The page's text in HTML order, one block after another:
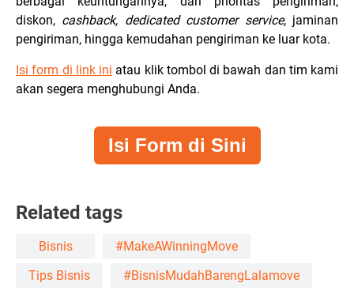
diskon, cashback, dedicated customer service, jaminan
pengiriman, hingga kemudahan pengiriman ke luar kota.
Isi form di link ini atau klik tombol di bawah dan tim kami
akan segera menghubungi Anda.
Isi Form di Sini
Related tags
Bisnis
#MakeAWinningMove
Tips Bisnis
#BisnisMudahBarengLalamove